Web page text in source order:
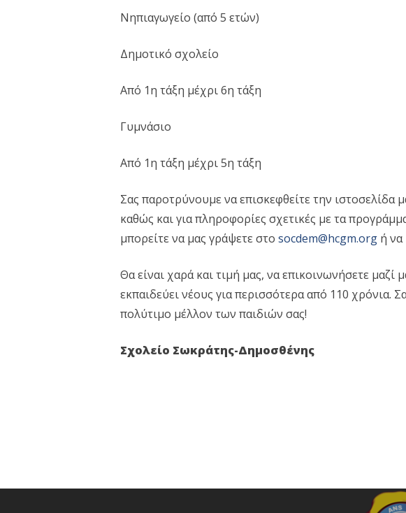
Νηπιαγωγείο (από 5 ετών)
Δημοτικό σχολείο
Από 1η τάξη μέχρι 6η τάξη
Γυμνάσιο
Από 1η τάξη μέχρι 5η τάξη
Σας παροτρύνουμε να επισκεφθείτε την ιστοσελίδα
καθώς και για πληροφορίες σχετικές με τα
μπορείτε να μας γράψετε στο socdem@hcgm.org ή να
Θα είναι χαρά και τιμή μας, να επικοινωνήσετε
εκπαιδεύει νέους για περισσότερα από 110 χρόνια.
πολύτιμο μέλλον των παιδιών σας!
Σχολείο Σωκράτης-Δημοσθένης